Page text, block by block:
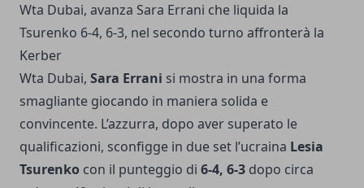
Wta Dubai, avanza Sara Errani che liquida la
Tsurenko 6-4, 6-3, nel secondo turno affronterà la
Kerber
Wta Dubai, Sara Errani si mostra in una forma
smagliante giocando in maniera solida e
convincente. L’azzurra, dopo aver superato le
qualificazioni, sconfigge in due set l’ucraina Lesia
Tsurenko con il punteggio di 6-4, 6-3 dopo circa